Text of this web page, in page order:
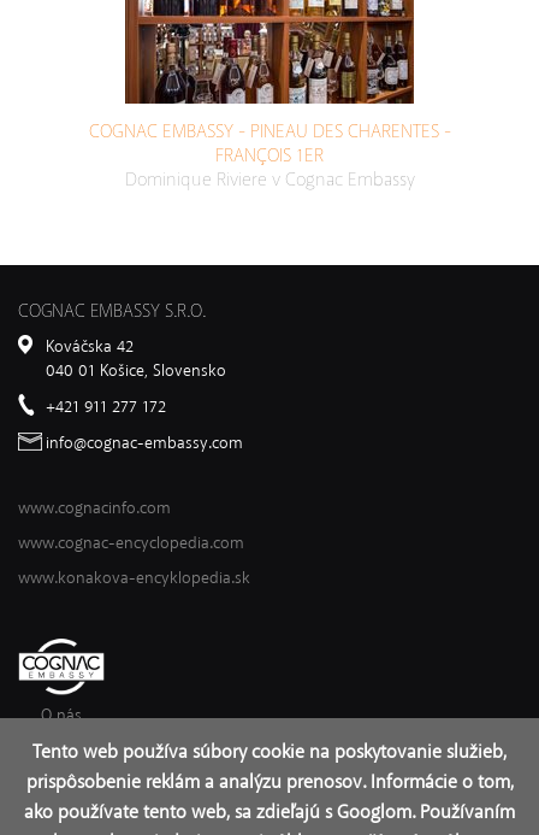
COGNAC EMBASSY - PINEAU DES CHARENTES -
FRANÇOIS 1ER
Dominique Riviere v Cognac Embassy
COGNAC EMBASSY S.R.O.
Kováčska 42
040 01 Košice, Slovensko
+421 911 277 172
info@cognac-embassy.com
www.cognacinfo.com
www.cognac-encyclopedia.com
www.konakova-encyklopedia.sk
O nás
2017 – 2026 © Cognac Institute
Tvorba web stránok
a redakčný systémod firmyAlejTech, spol. s r.o.
Tento web používa súbory cookie na poskytovanie služieb,
prispôsobenie reklám a analýzu prenosov. Informácie o tom,
ako používate tento web, sa zdieľajú s Googlom. Používaním